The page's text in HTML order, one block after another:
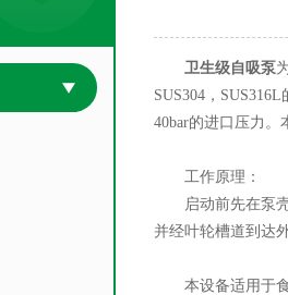
卫生级自吸泵
SUS304，
40bar的进口压力
工作原理：
启动前先在泵壳
并经叶轮槽道到达
本设备适用于食